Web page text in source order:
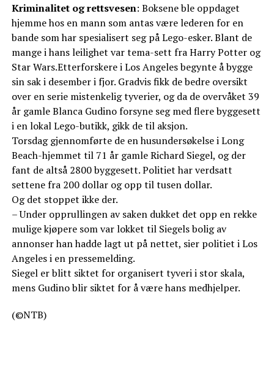
Kriminalitet og rettsvesen: Boksene ble oppdaget
hjemme hos en mann som antas være lederen for en
bande som har spesialisert seg på Lego-esker. Blant de
mange i hans leilighet var tema-sett fra Harry Potter og
Star Wars.Etterforskere i Los Angeles begynte å bygge
sin sak i desember i fjor. Gradvis fikk de bedre oversikt
over en serie mistenkelig tyverier, og da de overvåket 39
år gamle Blanca Gudino forsyne seg med flere byggesett
i en lokal Lego-butikk, gikk de til aksjon.
Torsdag gjennomførte de en husundersøkelse i Long
Beach-hjemmet til 71 år gamle Richard Siegel, og der
fant de altså 2800 byggesett. Politiet har verdsatt
settene fra 200 dollar og opp til tusen dollar.
Og det stoppet ikke der.
– Under opprullingen av saken dukket det opp en rekke
mulige kjøpere som var lokket til Siegels bolig av
annonser han hadde lagt ut på nettet, sier politiet i Los
Angeles i en pressemelding.
Siegel er blitt siktet for organisert tyveri i stor skala,
mens Gudino blir siktet for å være hans medhjelper.
(©NTB)